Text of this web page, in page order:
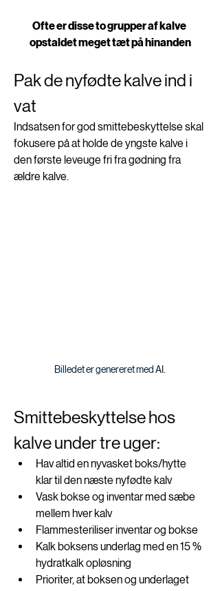
Ofte er disse to grupper af kalve
opstaldet meget tæt på hinanden
Pak de nyfødte kalve ind i
vat
Indsatsen for god smittebeskyttelse skal
fokusere på at holde de yngste kalve i
den første leveuge fri fra gødning fra
ældre kalve.
Billedet er genereret med AI.
Smittebeskyttelse hos
kalve under tre uger:
Hav altid en nyvasket boks/hytte
klar til den næste nyfødte kalv
Vask bokse og inventar med sæbe
mellem hver kalv
Flammesteriliser inventar og bokse
Kalk boksens underlag med en 15 %
hydratkalk opløsning
Prioriter, at boksen og underlaget